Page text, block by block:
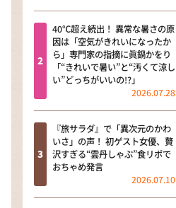
新婚さんいらっしゃい！
ポツンと一軒家
ザキ山小屋本館
ぺこぱのまるスポ
40℃超え続出！ 異常な暑さの原
因は「空気がきれいになったか
ら」専門家の指摘に眞鍋かをり
「“きれいで暑い”と“汚くて涼し
い”どっちがいいの!?」
2026.07.28
『旅サラダ』で「異次元のかわ
いさ」の声！ 初ゲスト女優、贅
沢すぎる“雲丹しゃぶ”食リポで
おちゃめ発言
2026.07.10